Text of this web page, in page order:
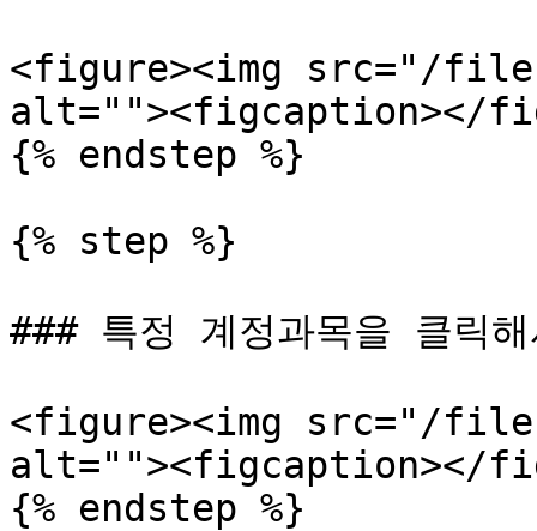
<figure><img src="/files/
alt=""><figcaption></
{% endstep %}
{% step %}
### 특정 계정과목을 클릭
<figure><img src="/
alt=""><figcaption></
{% endstep %}